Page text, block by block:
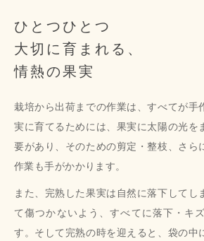
ひとつひとつ
大切に育まれる、
情熱の果実
栽培から出荷までの作業は、すべてが手
実に育てるためには、果実に太陽の光を
要があり、そのための剪定・整枝、さら
作業も手がかかります。
また、完熟した果実は自然に落下してし
て傷つかないよう、すべてに落下・キ
す。そして完熟の時を迎えると、袋の中